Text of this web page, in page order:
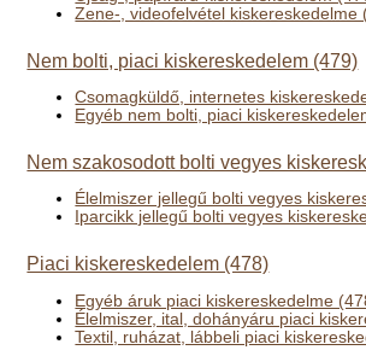
Zene-, videofelvétel kiskereskedelme
Nem bolti, piaci kiskereskedelem (479)
Csomagküldő, internetes
Egyéb nem bolti, piaci
Nem szakosodott bolti vegyes
Élelmiszer jellegű bolti vegyes
Iparcikk jellegű bolti vegyes
Piaci kiskereskedelem (478)
Egyéb áruk piaci kiskereskedelme
Élelmiszer, ital, dohányáru piaci
Textil, ruházat, lábbeli piaci